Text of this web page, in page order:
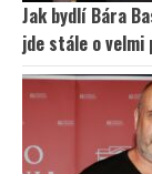
Jak bydlí Bára
jde stále o